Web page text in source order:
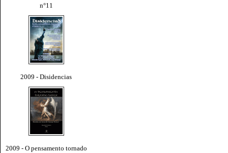
n°11
2009 - Disidencias
2009 - O pensamento tornado